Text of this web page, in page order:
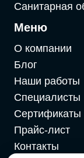
Санитарная
Меню
О компании
Блог
Наши работы
Специалисты
Сертификаты
Прайс-лист
Контакты